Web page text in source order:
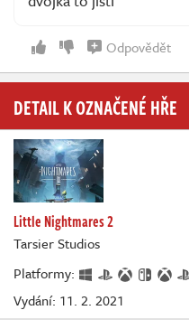
Odpovědět
DETAIL K OZNAČENÉ HŘE
Little Nightmares 2
Tarsier Studios
Platformy:
Vydání: 11. 2. 2021